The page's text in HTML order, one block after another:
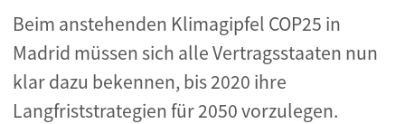
Beim anstehenden Klimagipfel COP25 in
Madrid müssen sich alle Vertragsstaaten nun
klar dazu bekennen, bis 2020 ihre
Langfriststrategien für 2050 vorzulegen.